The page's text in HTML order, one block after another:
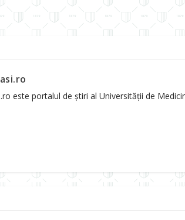
este portalul de știri al Universității de